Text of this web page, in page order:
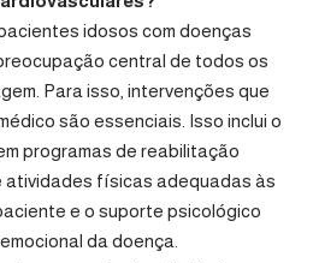
idosos com doenças
central de todos os
Para isso, intervenções que
são essenciais. Isso inclui o
programas de reabilitação
atividades físicas adequadas às
e o suporte psicológico
da doença.